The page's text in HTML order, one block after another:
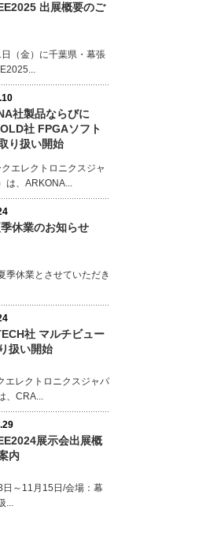
出展概要のご
（金）に千葉県・幕張
社製品ならびに
社 FPGAソフト
り扱い開始
エレクトロニクスジャ
は、ARKONA...
休業のお知らせ
季休業とさせていただき
社 マルチビュー
扱い開始
エレクトロニクスジャパ
、CRA...
展示会出展概
内
～11月15日/会場：幕
...